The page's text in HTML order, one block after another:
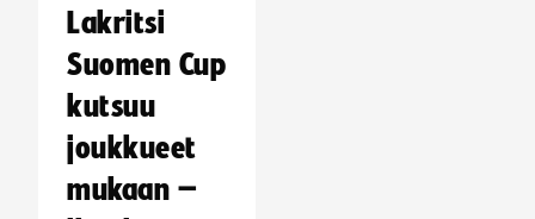
Lakritsi
Suomen Cup
kutsuu
joukkueet
mukaan –